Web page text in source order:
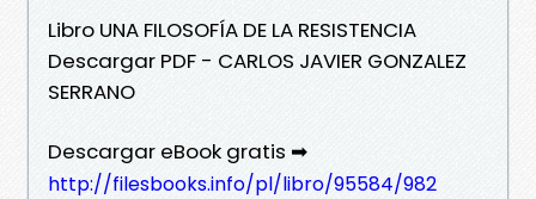
Libro UNA FILOSOFÍA DE LA RESISTENCIA
Descargar PDF - CARLOS JAVIER GONZALEZ
SERRANO
Descargar eBook gratis ➡
http://filesbooks.info/pl/libro/95584/982